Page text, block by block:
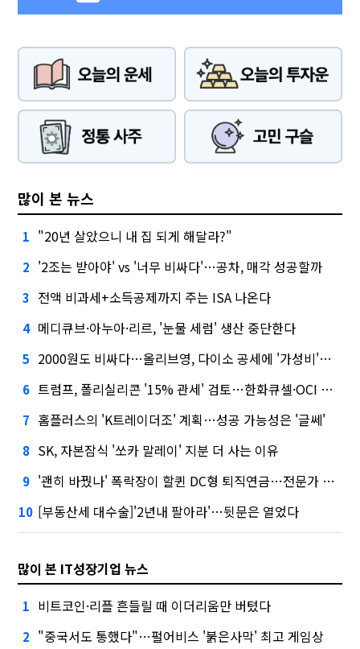
많이 본 뉴스
1 "20년 살았으니 내 집 되게 해달라?"
2 '2조는 받아야' vs '너무 비싸다'…공차, 매각 성공할까
3 전액 비과세+소득공제까지 주는 ISA 나온다
4 메디큐브·아누아·리르, '눈물 세럼' 생산 중단한다
5 2000원도 비싸다…올리브영, 다이소 공세에 '가성비'로 맞불
6 트럼프, 폴리실리콘 '15% 관세' 검토…한화큐셀·OCI 영향은?
7 홈플러스의 'K트레이더조' 계획…성공 가능성은 '글쎄'
8 SK, 자본잠식 '쏘카 말레이' 지분 더 사는 이유
9 '괜히 바꿨나' 폭락장이 할퀸 DC형 퇴직연금…전문가 조언은
10 [부동산세 대수술]'2년내 팔아라'…뒷문은 열었다
많이 본 IT성장기업 뉴스
1 비트코인·리플 흔들릴 때 이더리움만 버텼다
2 "중국서도 통했다"…펄어비스 '붉은사막' 최고 게임상